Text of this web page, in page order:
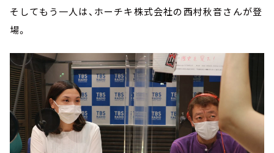
そしてもう一人は、ホーチキ株式会社の西村秋音さんが登
場。